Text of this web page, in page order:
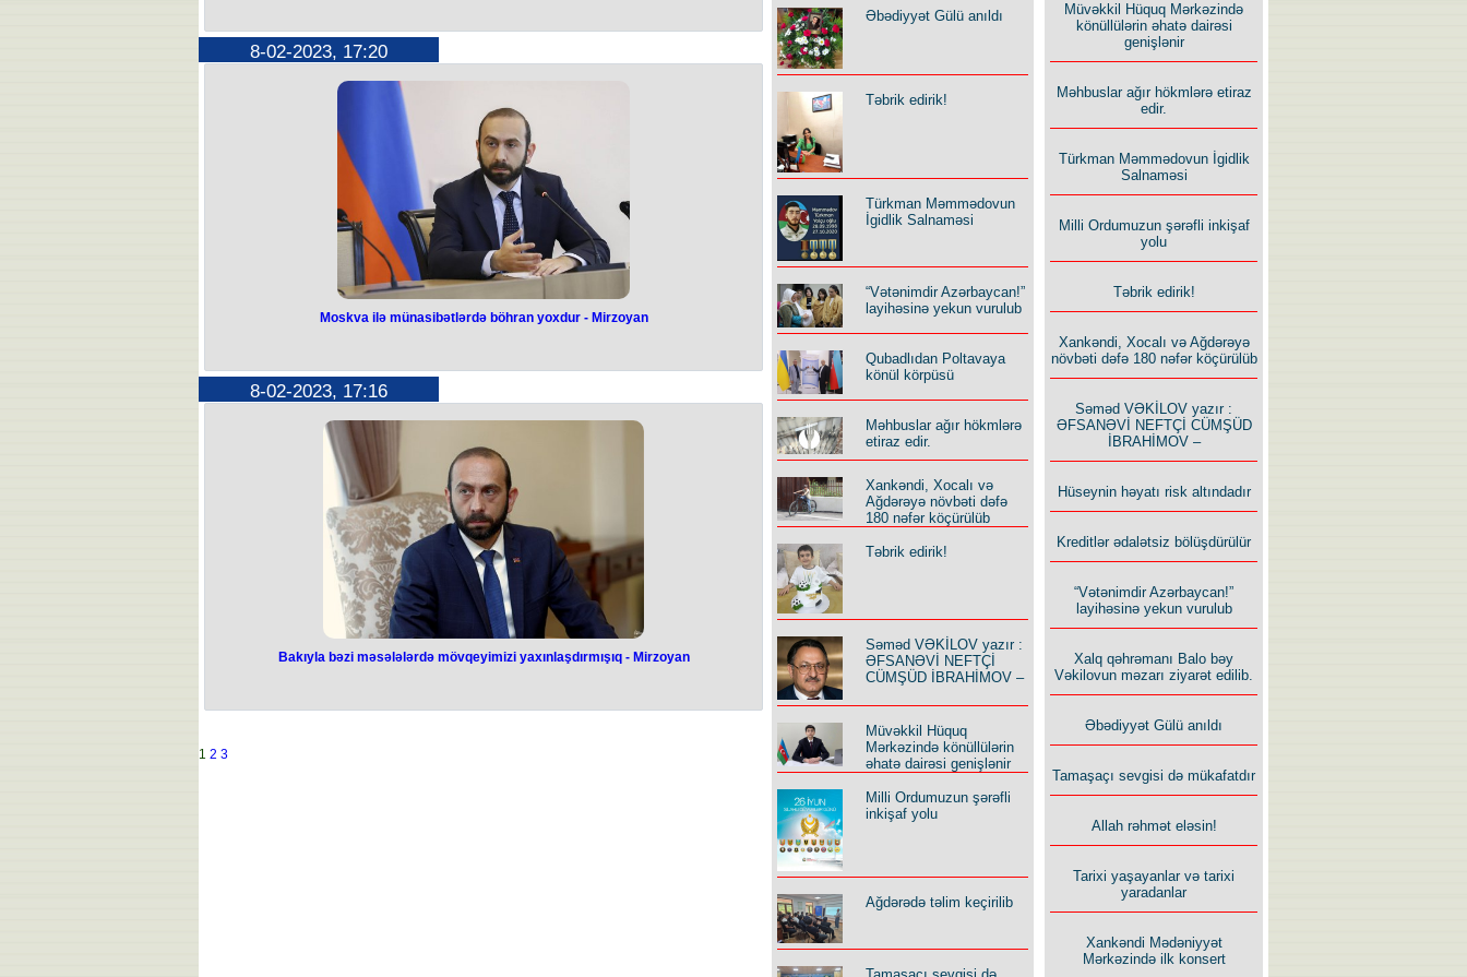
manat müəyyənləşdi
məbləğinin 280 manat olmasını təsdiqləyib. Bu, Prezident İlham Əliyevin
təsdiqlədiyi “Əmək pensiyaları haqqında” qanunda öz əksini tapıb. Belə
ki, əmək pensiyasının minimum məbləği 40 manat artırılaraq 240
manatdan 280 manata qaldırılıb. Qanun fevralın 1-dən qüvvəyə minib.
Qeyd edək ki, artım təxminən 100 mindən çox pensiyaçını əhatə edir.
8-02-2023, 17:20
yoxdur - Mirzoyan
müsbət rol oynaya bilər". Bunu Ermənistanın xarici işlər naziri Ararat
Mirzoyan xorvatiyalı həmkarı ilə birgə mətbuat konfransında deyib. "Bütün
problemləri həll etməyin bir yolu var - dinc danışıqlar", - deyə o bildirib.
"Moskva ilə münasibətlərdə böhran yoxdur. Bunu böhran adlandırmaq,
yəqin ki, çox şişirdilmişdir. Biz rusiyalı həmkarlarımızla daim təmasdayıq.
Biz gündəliyimizdəki razılığın olub-olmadığı bütün məsələləri müzakirə
edirik. Bəzi məsələlərdə, o cümlədən KTMT-nin fəaliyyəti və siyasi
qiymətlərlə bağlı fikir ayrılıqları var, lakin onlar ictimai müstəvidə ifadə
olunur", - deyə Mirzoyan əlavə edib.
Moskva ilə münasibətlərdə böhran yoxdur - Mirzoyan
8-02-2023, 17:16
mövqeyimizi yaxınlaşdırmışıq -
Bakıyla bəzi məsələlərdə mövqeyimizi yaxınlaşdırmışıq - Mirzoyan
1 2 3
Əbədiyyət Gülü anıldı
Təbrik edirik!
Türkman Məmmədovun
İgidlik Salnaməsi
“Vətənimdir Azərbaycan!”
layihəsinə yekun vurulub
Qubadlıdan Poltavaya
könül körpüsü
Məhbuslar ağır hökmlərə
etiraz edir.
Xankəndi, Xocalı və
Ağdərəyə növbəti dəfə
180 nəfər köçürülüb
Təbrik edirik!
Səməd VƏKİLOV yazır :
ƏFSANƏVİ NEFTÇİ
CÜMŞÜD İBRAHİMOV –
Müvəkkil Hüquq
Mərkəzində könüllülərin
əhatə dairəsi genişlənir
Milli Ordumuzun şərəfli
inkişaf yolu
Ağdərədə təlim keçirilib
Müvəkkil Hüquq Mərkəzində
könüllülərin əhatə dairəsi
genişlənir
Məhbuslar ağır hökmlərə etiraz
edir.
Türkman Məmmədovun İgidlik
Salnaməsi
Milli Ordumuzun şərəfli inkişaf
yolu
Təbrik edirik!
Xankəndi, Xocalı və Ağdərəyə
növbəti dəfə 180 nəfər köçürülüb
Səməd VƏKİLOV yazır :
ƏFSANƏVİ NEFTÇİ CÜMŞÜD
İBRAHİMOV –
Hüseynin həyatı risk altındadır
Kreditlər ədalətsiz bölüşdürülür
“Vətənimdir Azərbaycan!”
layihəsinə yekun vurulub
Xalq qəhrəmanı Balo bəy
Vəkilovun məzarı ziyarət edilib.
Əbədiyyət Gülü anıldı
Tamaşaçı sevgisi də mükafatdır
Allah rəhmət eləsin!
Tarixi yaşayanlar və tarixi
yaradanlar
Xankəndi Mədəniyyət
Mərkəzində ilk konsert